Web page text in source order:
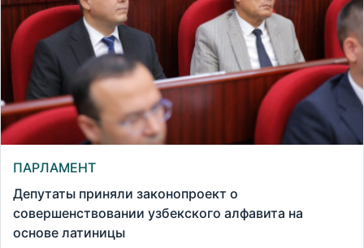
ПАРЛАМЕНТ
Депутаты приняли законопроект о
совершенствовании узбекского алфавита на
основе латиницы